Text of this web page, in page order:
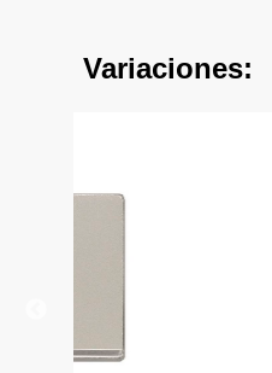
Variaciones: